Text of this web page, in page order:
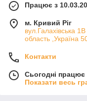
Працює з
м. Кривий Ріг
вул.Галахівська
область ,Україна
Контакти
Сьогодні працює
Показати весь